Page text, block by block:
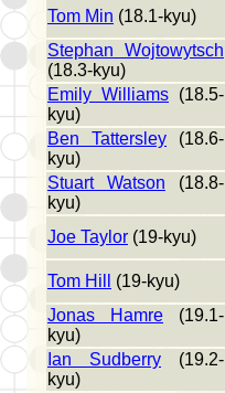
Tom Min (18.1-kyu)
Stephan Wojtowytsch
(18.3-kyu)
Emily Williams (18.5-
kyu)
Ben Tattersley (18.6-
kyu)
Stuart Watson (18.8-
kyu)
Joe Taylor (19-kyu)
Tom Hill
(19-kyu)
Jonas Hamre (19.1-
kyu)
Ian Sudberry (19.2-
kyu)